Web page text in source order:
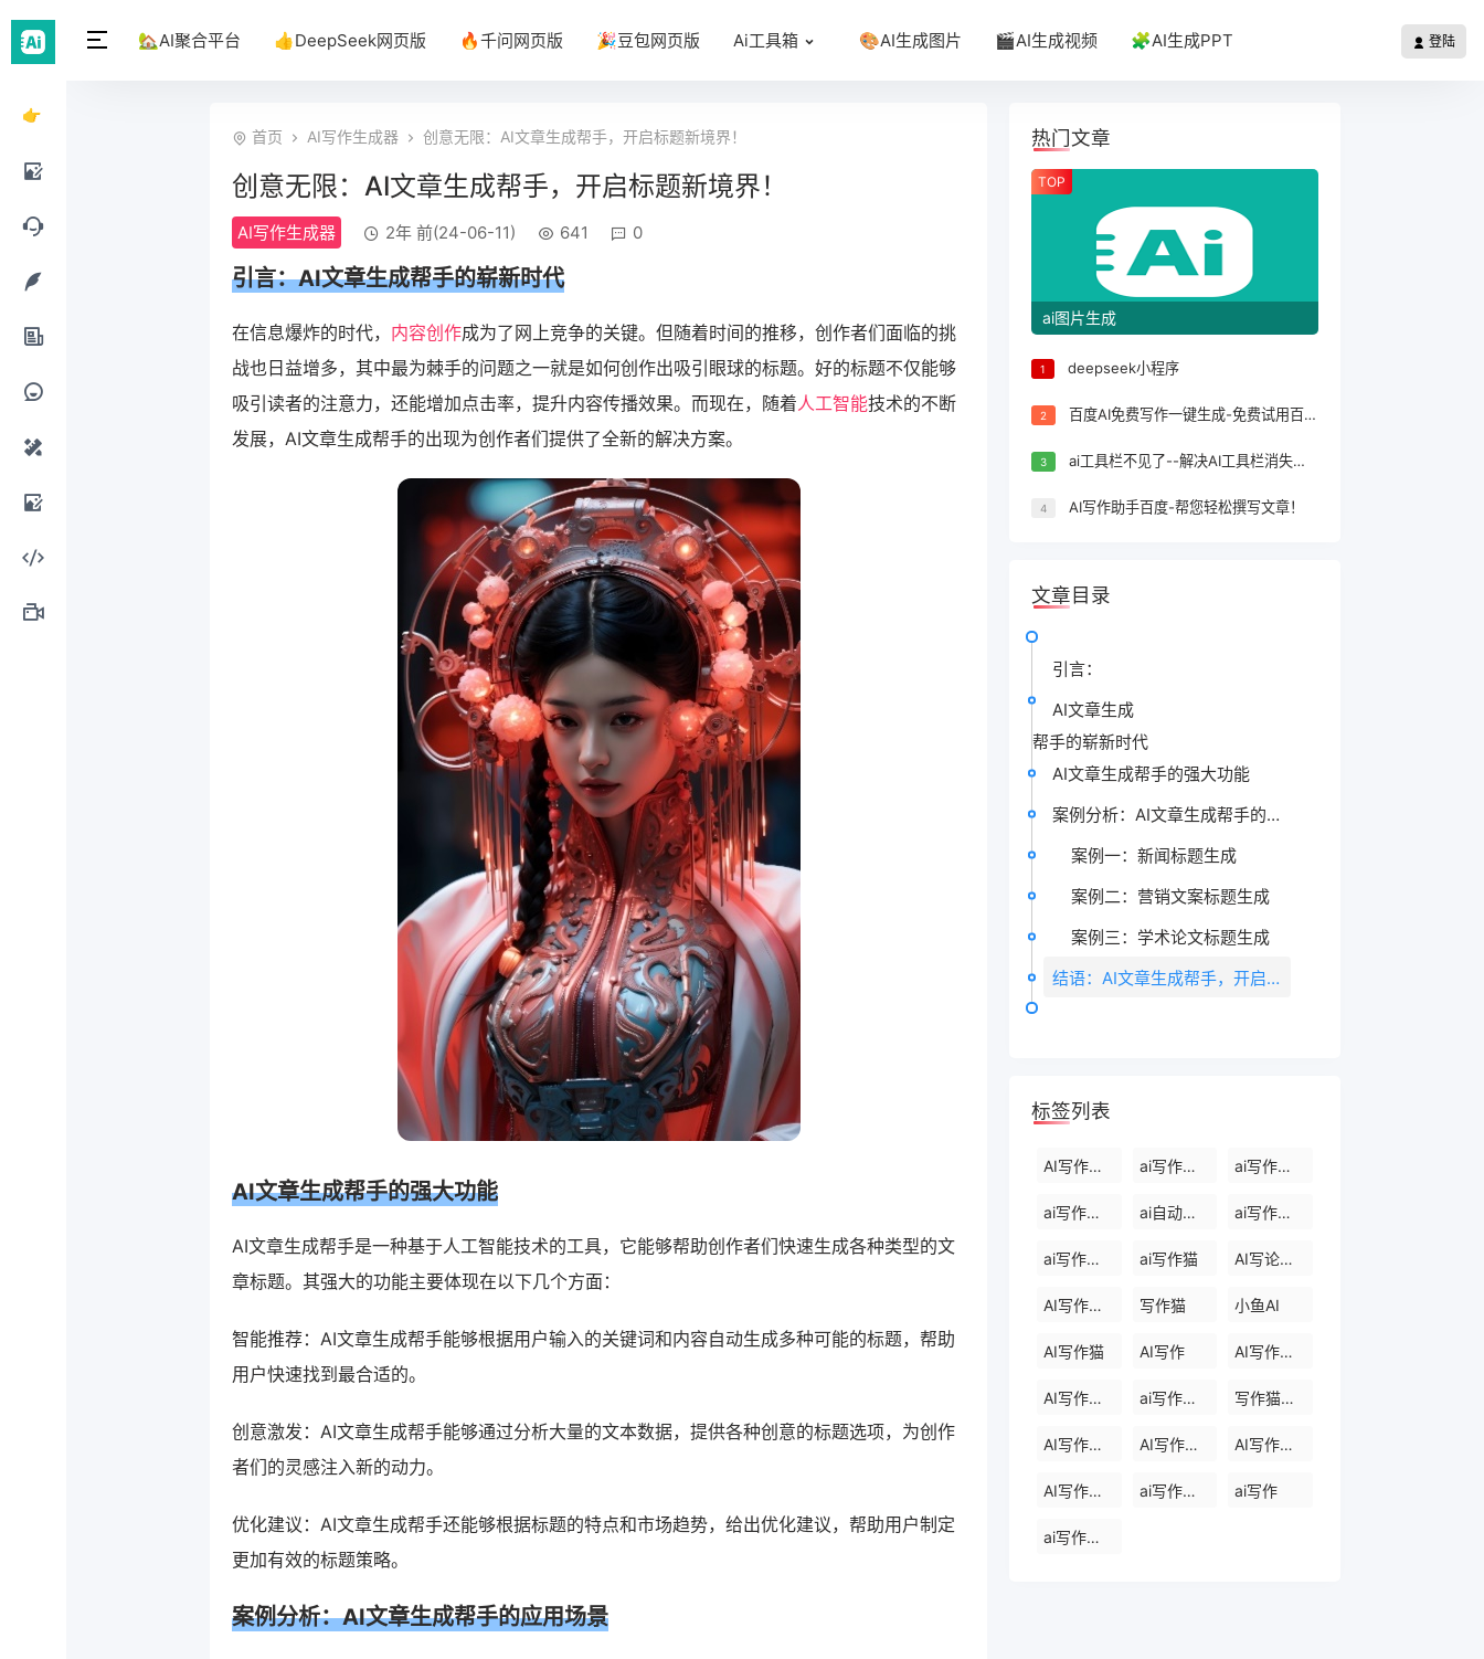
👉
DeepSeek
AI绘
AI聊
AI写
AI办
AI提
AI设
AI图
AI编
🏡AI聚合平台 👍DeepSeek网页版 🔥千问网页版 🎉豆包网页版 Ai工具箱 🎨AI生成图片 🎬AI生成视频 🧩AI生成PPT 登陆
首页 AI写作生成器 创意无限：AI文章生成帮手，开启标题新境界！
创意无限：AI文章生成帮手，开启标题新境界！
AI写作生成器 2年 前(24-06-11) 641 0
引言：AI文章生成帮手的崭新时代
在信息爆炸的时代， 内容创作成为了网上竞争的关键。但随着时间的推移，创作者们面临的挑
战也日益增多，其中最为棘手的问题之一就是如何创作出吸引眼球的标题。好的标题不仅能够
吸引读者的注意力，还能增加点击率，提升内容传播效果。而现在，随着人工智能技术的不断
发展，AI文章生成帮手的出现为创作者们提供了全新的解决方案。
AI文章生成帮手的强大功能
AI文章生成帮手是一种基于人工智能技术的工具，它能够帮助创作者们快速生成各种类型的文
章标题。其强大的功能主要体现在以下几个方面：
智能推荐：AI文章生成帮手能够根据用户输入的关键词和内容自动生成多种可能的标题，帮助
用户快速找到最合适的。
创意激发：AI文章生成帮手能够通过分析大量的文本数据，提供各种创意的标题选项，为创作
者们的灵感注入新的动力。
优化建议：AI文章生成帮手还能够根据标题的特点和市场趋势，给出优化建议，帮助用户制定
更加有效的标题策略。
案例分析：AI文章生成帮手的应用场景
热门文章
TOP
ai图片生成
1 deepseek小程序
2 百度AI免费写作一键生成-免费试用百度AI写作一键生成，轻松完成文案创作！
3 ai工具栏不见了--解决AI工具栏消失问题的方法
4 AI写作助手百度-帮您轻松撰写文章！
文章目录
引言：
AI文章生成
帮手的崭新时代
AI文章生成帮手的强大功能
案例分析：AI文章生成帮手的应用场景
案例一：新闻标题生成
案例二：营销文案标题生成
案例三：学术论文标题生成
结语：AI文章生成帮手，开启标题新境界！
标签列表
AI写作生成器 ai写作软件下载 ai写作免费软件
ai写作软件永久免费版 ai自动写作软件 ai写作生成器
ai写作免费 ai写作猫 AI写论文生成器
AI写作助手 写作猫 小鱼AI
AI写作猫 AI写作 AI写作生成器
AI写作助手 ai写作助手会员 写作猫官网
AI写作助手官网 AI写作助手免费版 AI写作助手那些
AI写作助手原创 ai写作助手网页版 ai写作
ai写作官网